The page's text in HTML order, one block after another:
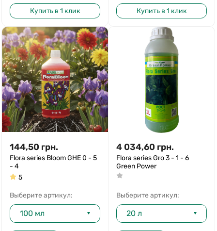
Купить в 1 клик Купить в 1 клик
144,50 грн.
Flora series Bloom GHE 0 - 5
- 4
5
Выберите артикул:
100 мл
4 034,60 грн.
Flora series Gro 3 - 1 - 6
Green Power
Выберите артикул:
20 л